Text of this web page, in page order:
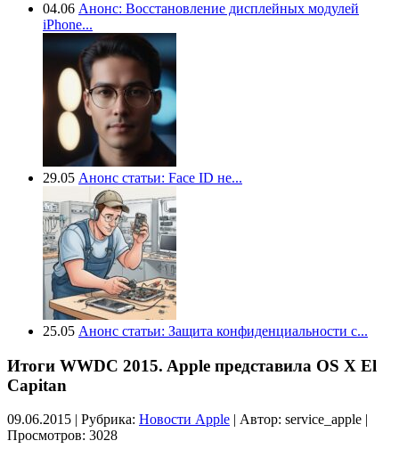
04.06 Анонс: Восстановление дисплейных модулей
iPhone...
29.05 Анонс статьи: Face ID не...
25.05 Анонс статьи: Защита конфиденциальности с...
Итоги WWDC 2015. Apple представила OS X El
Capitan
09.06.2015 | Рубрика: Новости Apple | Автор: service_apple |
Просмотров: 3028